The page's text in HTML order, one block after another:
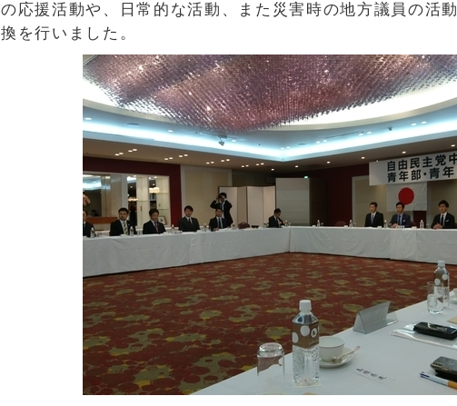
の応援活動や、日常的な活動、また災害時の地方議員の活
換を行いました。